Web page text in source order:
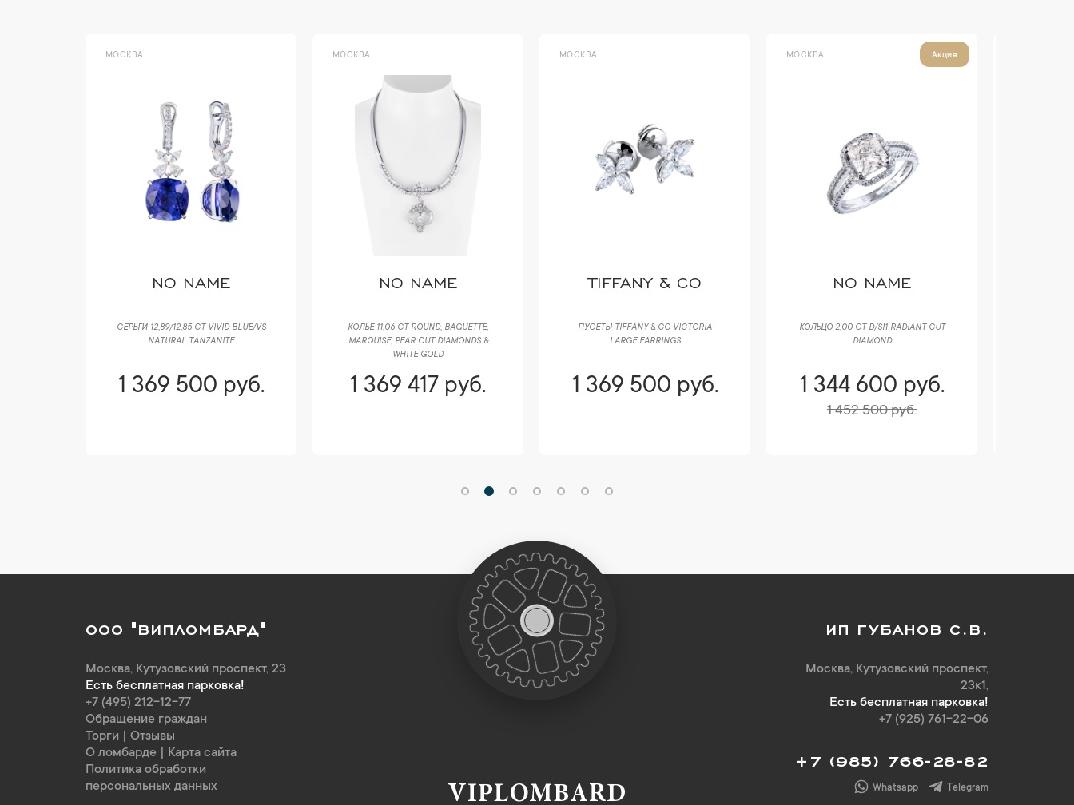
МОСКВА
NO NAME
СЕРЬГИ 12,89/12,85 CT VIVID BLUE/VS
NATURAL TANZANITE
1 369 500 руб.
МОСКВА
NO NAME
КОЛЬЕ 11,06 CT ROUND, BAGUETTE,
MARQUISE, PEAR CUT DIAMONDS &
WHITE GOLD
1 369 417 руб.
МОСКВА
TIFFANY & CO
ПУСЕТЫ TIFFANY & CO VICTORIA
LARGE EARRINGS
1 369 500 руб.
МОСКВА Акция
NO NAME
КОЛЬЦО 2,00 CT D/SI1 RADIANT CUT
DIAMOND
1 344 600 руб.
1 452 500 руб.
ООО "ВИПЛОМБАРД"
Москва, Кутузовский проспект, 23
Есть бесплатная парковка!
+7 (495) 212-12-77
Обращение граждан
Торги
Отзывы
О ломбарде
Карта сайта
Политика обработки
персональных данных
ИП ГУБАНОВ С.В.
Москва, Кутузовский проспект,
23к1,
Есть бесплатная парковка!
+7 (925) 761-22-06
+7 (985) 766-28-82
Whatsapp Telegram
VIPLOMBARD